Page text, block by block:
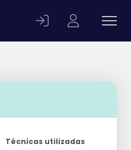
Técnicas utilizadas